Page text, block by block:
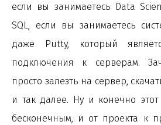
если вы занимаетесь Data
SQL, если вы занимаетесь
даже Putty, который
подключения к серверам.
просто залезть на сервер,
и так далее. Ну и конечно
бесконечным, и от проекта к